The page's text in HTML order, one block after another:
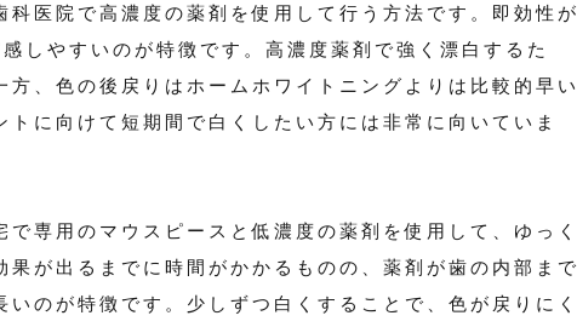
科医院で高濃度の薬剤を使用して行う方法です。即効性が
しやすいのが特徴です。高濃度薬剤で強く漂白するた
、色の後戻りはホームホワイトニングよりは比較的早い
に向けて短期間で白くしたい方には非常に向いていま
専用のマウスピースと低濃度の薬剤を使用して、ゆっく
果が出るまでに時間がかかるものの、薬剤が歯の内部まで
のが特徴です。少しずつ白くすることで、色が戻りにく